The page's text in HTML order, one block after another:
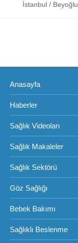
İstanbul / Beyoğlu
Anasayfa
Haberler
Sağlık Videoları
Sağlık Makaleler
Sağlık Sektörü
Göz Sağlığı
Bebek Bakımı
Sağlıklı Beslenme